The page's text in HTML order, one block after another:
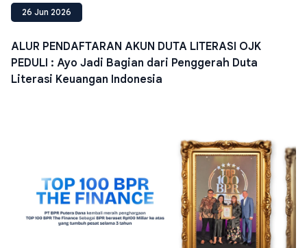
26 Jun 2026
ALUR PENDAFTARAN AKUN DUTA LITERASI OJK
PEDULI : Ayo Jadi Bagian dari Penggerah Duta
Literasi Keuangan Indonesia